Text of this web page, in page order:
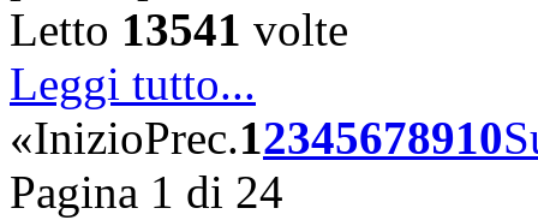
Letto 13541 volte
Leggi tutto...
«InizioPrec.12345678910
Pagina 1 di 24